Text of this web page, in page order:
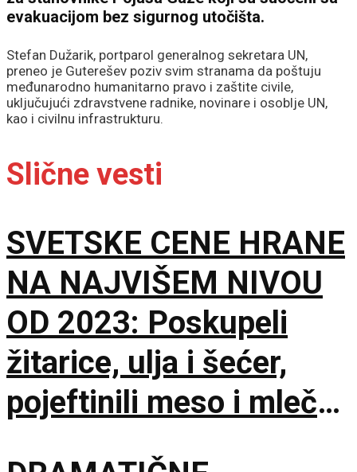
evakuacijom bez sigurnog utočišta.
Stefan Dužarik, portparol generalnog sekretara UN,
preneo je Guterešev poziv svim stranama da poštuju
međunarodno humanitarno pravo i zaštite civile,
uključujući zdravstvene radnike, novinare i osoblje UN,
kao i civilnu infrastrukturu.
Slične vesti
SVETSKE CENE HRANE
NA NAJVIŠEM NIVOU
OD 2023: Poskupeli
žitarice, ulja i šećer,
pojeftinili meso i mlečni